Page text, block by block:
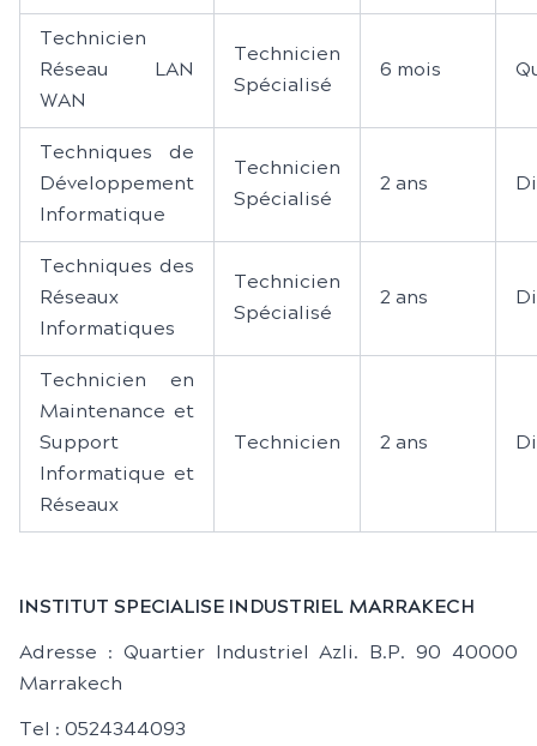
Technicien
Réseau LAN
WAN
Technicien
Spécialisé
6 mois
Techniques de
Développement
Informatique
Technicien
Spécialisé
2 ans
Techniques des
Réseaux
Informatiques
Technicien
Spécialisé
2 ans
Technicien en
Maintenance et
Support
Informatique et
Réseaux
Technicien 2 ans
INSTITUT SPECIALISE INDUSTRIEL MARRAKECH
Adresse : Quartier Industriel Azli. B.P. 90 40000
Marrakech
Tel : 0524344093